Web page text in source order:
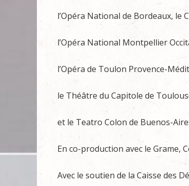
l’Opéra National de Bordeaux, le
l’Opéra National Montpellier
l’Opéra de Toulon Provence-
le Théâtre du Capitole de
et le Teatro Colon de Buenos-
En co-production avec le Grame,
Avec le soutien de la Caisse des